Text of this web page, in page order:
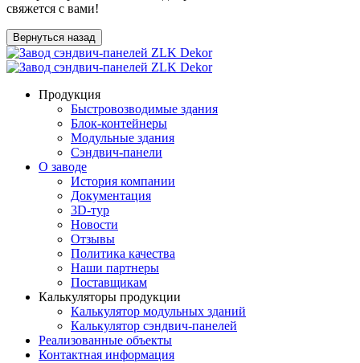
свяжется с вами!
Вернуться назад
Продукция
Быстровозводимые здания
Блок-контейнеры
Модульные здания
Сэндвич-панели
О заводе
История компании
Документация
3D-тур
Новости
Отзывы
Политика качества
Наши партнеры
Поставщикам
Калькуляторы продукции
Калькулятор модульных зданий
Калькулятор сэндвич-панелей
Реализованные объекты
Контактная информация